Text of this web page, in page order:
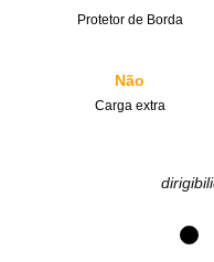
Protetor de Borda
Não
Carga extra